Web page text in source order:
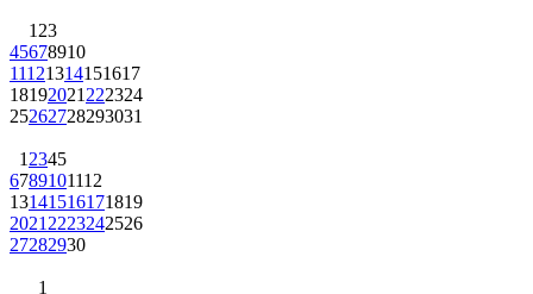
1 23
45678910
11121314151617
18192021 222324
25262728293031
1 2345
6789101112
13141516171819
2021 2223242526
27282930
1